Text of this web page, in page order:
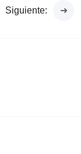
Siguiente: